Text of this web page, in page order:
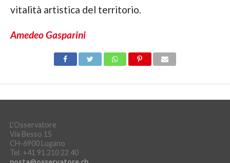
vitalità artistica del territorio.
Amedeo Gasparini
L'Osservatore
Via Besso 15
CH-6900 Lugano
Tel. +41 91 210 22 40